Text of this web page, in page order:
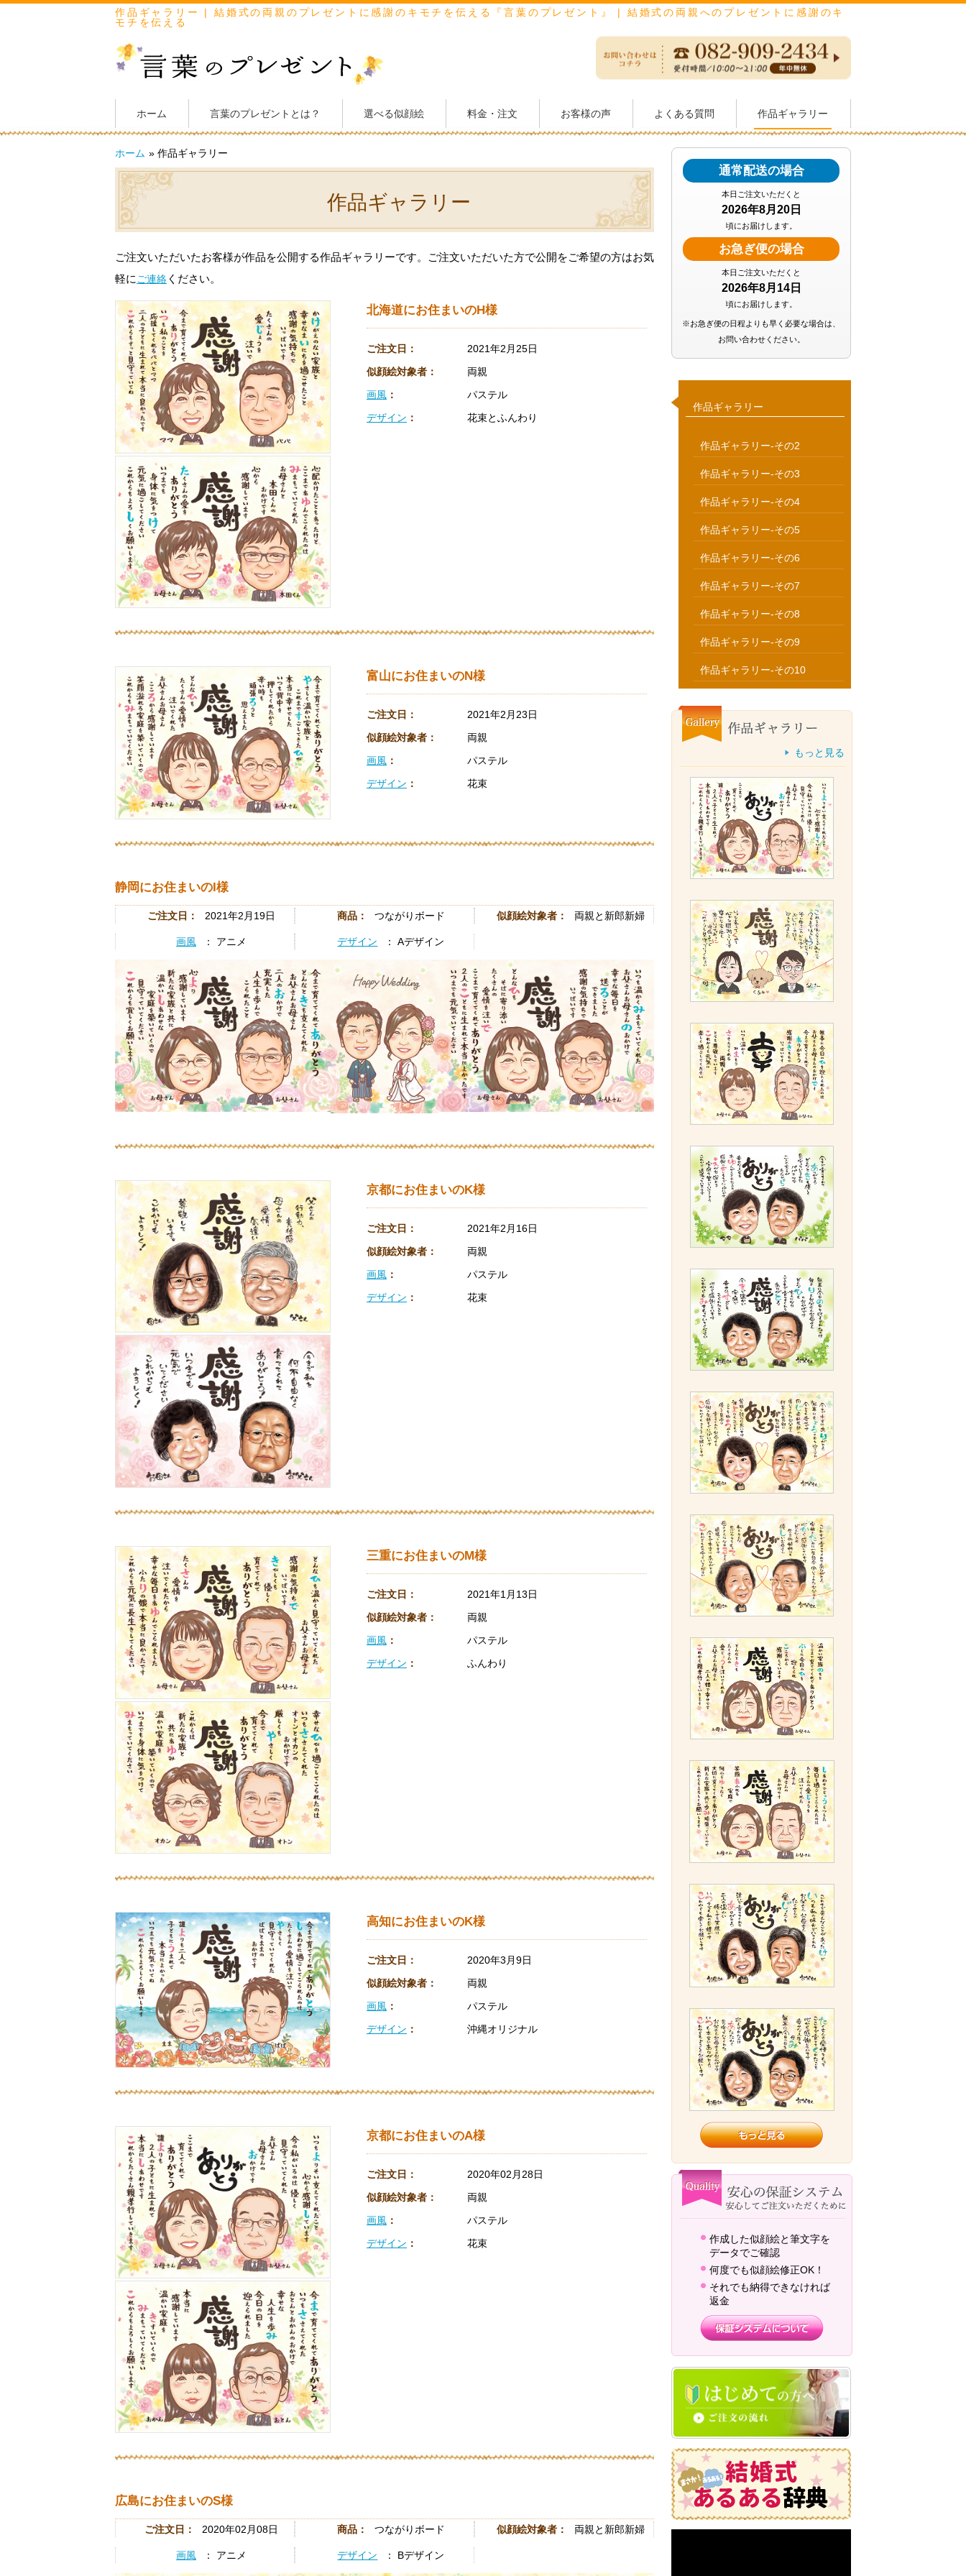
作品ギャラリー | 結婚式の両親のプレゼントに感謝のキモチを伝える『言葉のプレゼント』 | 結婚式の両親へのプレゼントに感謝のキ
モチを伝える
ホーム 言葉のプレゼントとは？ 選べる似顔絵 料金・注文 お客様の声 よくある質問 作品ギャラリー
ホーム » 作品ギャラリー
作品ギャラリー
ご注文いただいたお客様が作品を公開する作品ギャラリーです。ご注文いただいた方で公開をご希望の方はお気
軽に ご連絡 ください。
北海道にお住まいのH様
ご注文日：
2021年2月25日
似顔絵対象者：
両親
画風 ：
パステル
デザイン ： 花束とふんわり
富山にお住まいのN様
ご注文日：
2021年2月23日
似顔絵対象者：
両親
画風 ：
パステル
デザイン ： 花束
静岡にお住まいのI様
ご注文日： 2021年2月19日 商品： つながりボード 似顔絵対象者： 両親と新郎新婦
画風 ： アニメ デザイン ： Aデザイン
京都にお住まいのK様
ご注文日：
2021年2月16日
似顔絵対象者：
両親
画風 ：
パステル
デザイン ： 花束
三重にお住まいのM様
ご注文日：
2021年1月13日
似顔絵対象者：
両親
画風 ：
パステル
デザイン ： ふんわり
高知にお住まいのK様
ご注文日：
2020年3月9日
似顔絵対象者：
両親
画風 ：
パステル
デザイン ： 沖縄オリジナル
京都にお住まいのA様
ご注文日：
2020年02月28日
似顔絵対象者：
両親
画風 ：
パステル
デザイン ： 花束
広島にお住まいのS様
ご注文日： 2020年02月08日 商品： つながりボード 似顔絵対象者： 両親と新郎新婦
画風 ： アニメ デザイン ： Bデザイン
通常配送の場合
本日ご注文いただくと
2026年8月20日
頃にお届けします。
お急ぎ便の場合
本日ご注文いただくと
2026年8月14日
頃にお届けします。
※お急ぎ便の日程よりも早く必要な場合は、
お問い合わせください。
作品ギャラリー
作品ギャラリー-その2
作品ギャラリー-その3
作品ギャラリー-その4
作品ギャラリー-その5
作品ギャラリー-その6
作品ギャラリー-その7
作品ギャラリー-その8
作品ギャラリー-その9
作品ギャラリー-その10
もっと見る
作成した似顔絵と筆文字を
データでご確認
何度でも似顔絵修正OK！
それでも納得できなければ
返金